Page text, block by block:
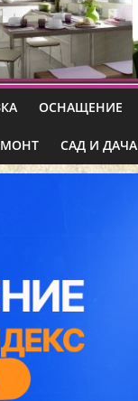
ОСНАЩЕНИЕ
САД И ДАЧА